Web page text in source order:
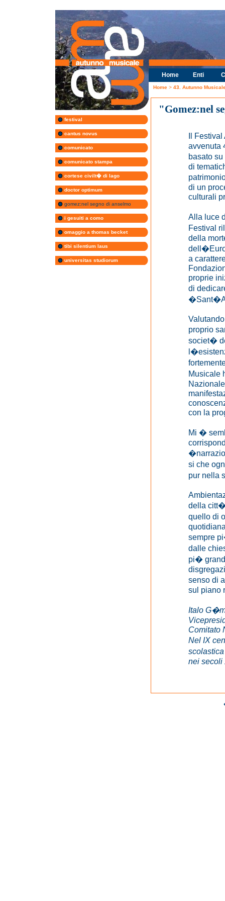
festival
cantus novus
comunicato
comunicato stampa
cortese civilt� di lago
doctor optimum
gomez:nel segno di anselmo
i gesuiti a como
omaggio a thomas becket
tibi silentium laus
universitas studiorum
Home Enti
Home > 43. Autunno
"Gomez:nel
Il
avvenuta
basato
di
di un
culturali
Alla luce
Festival
della
a
proprie
di
proprio
societ�
Musicale
con la
Mi �
si che
pur nella
della citt�
quello di
sempre
dalle
pi�
senso di
sul piano
Italo
Comitato
Nel IX
nei secoli